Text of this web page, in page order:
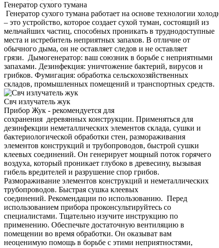
Генератор сухого тумана
Генератор сухого тумана работает на основе технологии
– это устройство, которое создает сухой туман, состоящий из
мельчайших частиц, способных проникать в труднодоступные
места и истребитель неприятных запахов. В отличие от
обычного дыма, он не оставляет следов и не оставляет
грязи. Дымогенератор: ваш союзник в борьбе с неприятными
запахами. Дезинфекция: уничтожение бактерий, вирусов и
грибков. Фумигация: обработка сельскохозяйственных
складов, промышленных помещений и транспортных средств.
Свч излучатель жук
Прибор Жук - рекомендуется для
сохранения деревянных конструкции. Применяться для
дезинфекции неметаллических элементов склада, сушки и
бактериологической обработки стен, размораживания
элементов конструкций и трубопроводов, быстрой сушки
клеевых соединений. Он генерирует мощный поток горячего
воздуха, который проникает глубоко в древесину, вызывая
гибель вредителей и разрушение спор грибов.
Размораживание элементов конструкций и неметаллических
трубопроводов. Быстрая сушка клеевых
соединений. Рекомендации по использованию. Перед
использованием прибора проконсультируйтесь со
специалистами. Тщательно изучите инструкцию по
применению. Обеспечьте достаточную вентиляцию в
помещении во время обработки. Он оказыват вам
неоценимую помощь в борьбе с этими неприятностями,